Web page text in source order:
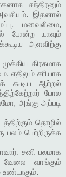
சந்திரனும்
இதனால்
மனவலிமை,
போன்ற யாவும்
அளவிற்கு
கிரகமாக
எதிலும் சரியாக
கூடிய ஆற்றல்
போல
அங்கு அப்படி
தொழில்
பலம் பெற்றிருக்க
சனி பலமாக
வாங்கும்
உண்டாகும்.